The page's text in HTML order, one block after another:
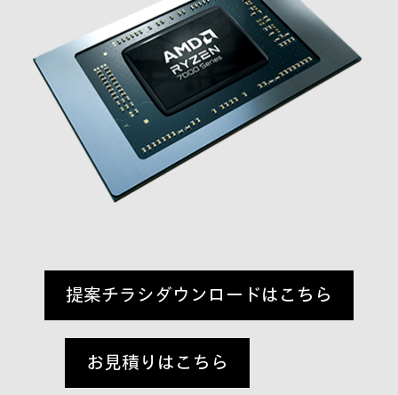
提案チラシダウンロードはこちら
お見積りはこちら